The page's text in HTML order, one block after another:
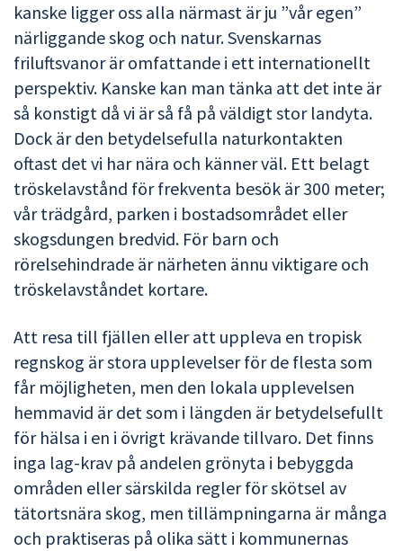
kanske ligger oss alla närmast är ju ”vår egen”
närliggande skog och natur. Svenskarnas
friluftsvanor är omfattande i ett internationellt
perspektiv. Kanske kan man tänka att det inte är
så konstigt då vi är så få på väldigt stor landyta.
Dock är den betydelsefulla naturkontakten
oftast det vi har nära och känner väl. Ett belagt
tröskelavstånd för frekventa besök är 300 meter;
vår trädgård, parken i bostadsområdet eller
skogsdungen bredvid. För barn och
rörelsehindrade är närheten ännu viktigare och
tröskelavståndet kortare.
Att resa till fjällen eller att uppleva en tropisk
regnskog är stora upplevelser för de flesta som
får möjligheten, men den lokala upplevelsen
hemmavid är det som i längden är betydelsefullt
för hälsa i en i övrigt krävande tillvaro. Det finns
inga lag-krav på andelen grönyta i bebyggda
områden eller särskilda regler för skötsel av
tätortsnära skog, men tillämpningarna är många
och praktiseras på olika sätt i kommunernas